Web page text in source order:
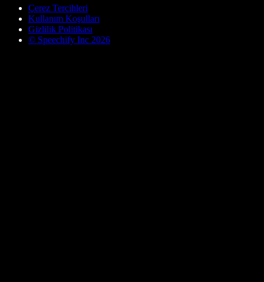
Çerez Tercihleri
Kullanım Koşulları
Gizlilik Politikası
© Speechify Inc 2026